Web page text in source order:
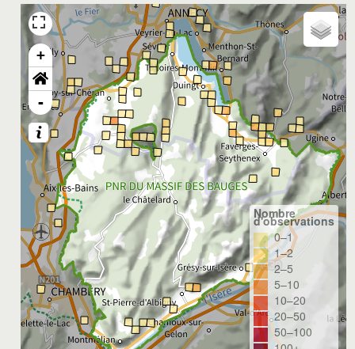
+
-
Nombre
d'observations
0–1
1–2
2–5
5–10
10–20
20–50
50–100